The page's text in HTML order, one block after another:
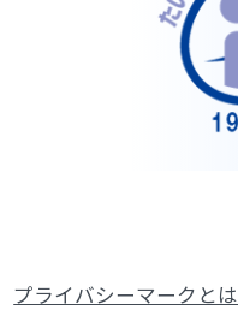
プライバシーマークとは